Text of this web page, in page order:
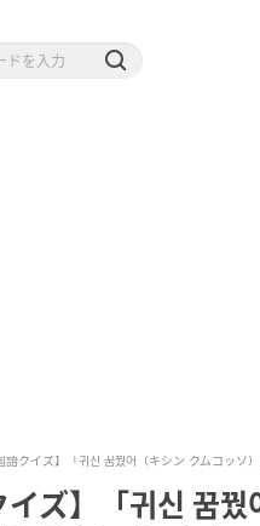
語クイズ】「귀신 꿈꿨어（キシン クムコッソ
イズ】「귀신 꿈